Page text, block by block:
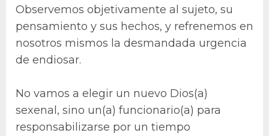
Observemos objetivamente al sujeto, su
pensamiento y sus hechos, y refrenemos en
nosotros mismos la desmandada urgencia
de endiosar.
No vamos a elegir un nuevo Dios(a)
sexenal, sino un(a) funcionario(a) para
responsabilizarse por un tiempo